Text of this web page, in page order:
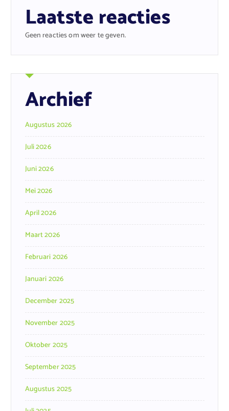
Laatste reacties
Geen reacties om weer te geven.
Archief
Augustus 2026
Juli 2026
Juni 2026
Mei 2026
April 2026
Maart 2026
Februari 2026
Januari 2026
December 2025
November 2025
Oktober 2025
September 2025
Augustus 2025